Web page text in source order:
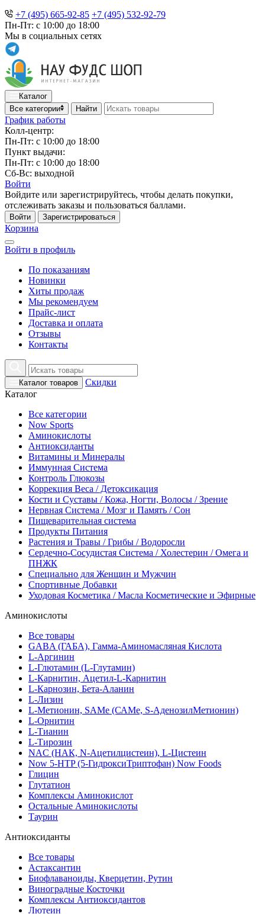
+7 (495) 665-92-85 +7 (495) 532-92-79
Пн-Пт: с 10:00 до 18:00
Мы в социальных сетях
Каталог
Все категории
Найти
График работы
Колл-центр:
Пн-Пт: с 10:00 до 18:00
Пункт выдачи:
Пн-Пт: с 10:00 до 18:00
Сб-Вс: выходной
Войти
Войдите или зарегистрируйтесь, чтобы делать покупки,
отслеживать заказы и пользоваться баллами.
Войти Зарегистрироваться
Корзина
Войти в профиль
По показаниям
Новинки
Хиты продаж
Мы рекомендуем
Прайс-лист
Доставка и оплата
Отзывы
Контакты
Каталог товаров
Скидки
Каталог
Все категории
Now Sports
Аминокислоты
Антиоксиданты
Витамины и Минералы
Иммунная Система
Контроль Глюкозы
Коррекция Веса / Детоксикация
Кости и Суставы / Кожа, Ногти, Волосы / Зрение
Нервная Система / Мозг и Память / Сон
Пищеварительная система
Продукты Питания
Растения и Травы / Грибы / Водоросли
Сердечно-Сосудистая Система / Холестерин / Омега и
ПНЖК
Специально для Женщин и Мужчин
Спортивные Добавки
Уходовая Косметика / Масла Косметические и Эфирные
Аминокислоты
Все товары
GABA (ГАБА), Гамма-Аминомасляная Кислота
L-Аргинин
L-Глютамин (L-Глутамин)
L-Карнитин, Ацетил-L-Карнитин
L-Карнозин, Бета-Аланин
L-Лизин
L-Метионин, SAMe (САМе, S-АденозилМетионин)
L-Орнитин
L-Тианин
L-Тирозин
NAC (НАК, N-Ацетилцистеин), L-Цистеин
Now 5-HTP (5-ГидроксиТриптофан) Now Foods
Глицин
Глутатион
Комплексы Аминокислот
Остальные Аминокислоты
Таурин
Антиоксиданты
Все товары
Астаксантин
Биофлаваноиды, Кверцетин, Рутин
Виноградные Косточки
Комплексы Антиоксидантов
Лютеин